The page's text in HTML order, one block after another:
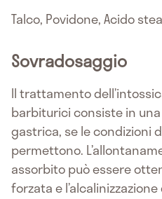
Talco, Povidone, Acido
Sovradosaggio
Il trattamento
barbiturici consiste in
gastrica, se le condizioni
permettono.
assorbito può essere
forzata e